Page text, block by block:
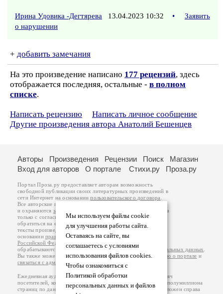
Ирина Удовика -Дегтярева 13.04.2023 10:32 •
Заявить
о нарушении
+ добавить замечания
На это произведение написано 177 рецензий, здесь
отображается последняя, остальные - в полном
списке.
Написать рецензию
Написать личное сообщение
Другие произведения автора Анатолий Бешенцев
Мы используем файлы cookie
для улучшения работы сайта.
Оставаясь на сайте, вы
соглашаетесь с условиями
использования файлов cookies.
Чтобы ознакомиться с
Политикой обработки
персональных данных и файлов
Авторы Произведения Рецензии Поиск
Магазин
Вход для авторов
О портале Стихи.ру Проза.ру
Портал Проза.ру предоставляет авторам возможность
свободной публикации своих литературных произведений в
сети Интернет на основаниипользовательского договора
Все авторские права на произведения принадлежат авторам
и охраняются законом
. Перепечатка произведений возможна
только с согласия его автора, к которому вы можете
обратиться на его авторской странице. Ответственность за
тексты произведений авторы несут самостоятельно на
основанииправил публикацииизаконодательства
Российской Федерации
обрабатываются на основанииПолитики обработки персональных данных
Вы также можете посмотреть более подробнуюинформацию о портале и
связаться с администрацией
Ежедневная аудитория портала Проза.ру – порядка 100 тысяч
посетителей, которые в общей сумме просматривают более полумиллиона
страниц по данным счетчика посещаемости, который расположен справа